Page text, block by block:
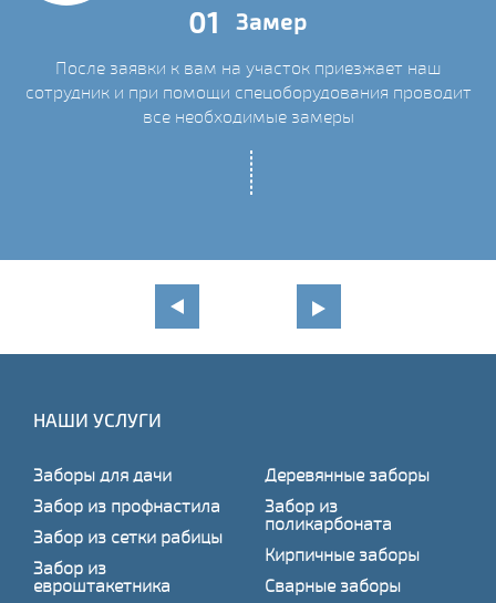
01 Замер
После заявки к вам на участок приезжает наш
сотрудник и при помощи спецоборудования проводит
все необходимые замеры
НАШИ УСЛУГИ
Заборы для дачи
Забор из профнастила
Забор из сетки рабицы
Забор из
евроштакетника
Деревянные заборы
Забор из
поликарбоната
Кирпичные заборы
Сварные заборы